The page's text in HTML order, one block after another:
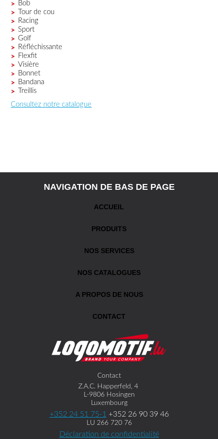
Bob
Tour de cou
Racing
Sport
Golf
Réfléchissante
Flexfit
Visière
Bonnet
Bandana
Treillis
Consultez notre catalogue
NAVIGATION DE BAS DE PAGE
ACCUEIL
PRODUITS
NOS SERVICES
NOS CATALOGUES
A PROPOS DE NOUS
CONTACT
Contact
Z.A.C. Happerfeld, 4
L-9806 Hosingen
Luxembourg
+352 24 51 75-1 +352 26 90 39 46
LU 266 720 76
Déclaration de confidentialité